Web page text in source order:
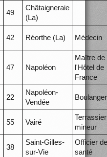
49
Châtaigneraie
(La)
42 Réorthe (La) Médecin
47 Napoléon
Maître de
l'Hôtel de
France
22
Napoléon-
Vendée
Boulanger
55 Vairé
Terrassier
mineur
38
Saint-Gilles-
sur-Vie
Officier de
santé